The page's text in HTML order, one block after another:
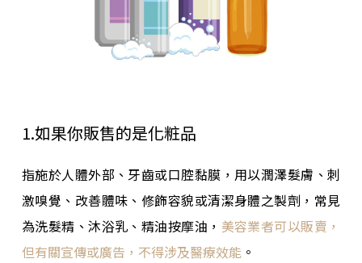
1.如果你販售的是化粧品
指施於人體外部、牙齒或口腔黏膜，用以潤澤髮膚、刺
激嗅覺、改善體味、修飾容貌或清潔身體之製劑，常見
為洗髮精、沐浴乳、精油按摩油， 美容業者可以販賣，
但有關宣傳或廣告，不得涉及醫療效能 。